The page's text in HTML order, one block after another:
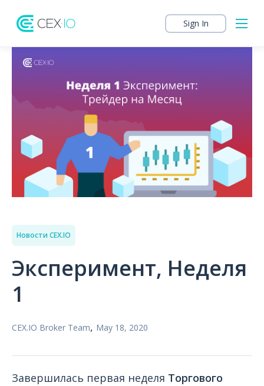
Sign In
Новости CEX.IO
Эксперимент, Неделя
1
CEX.IO Broker Team, May 18, 2020
Завершилась первая неделя Торгового